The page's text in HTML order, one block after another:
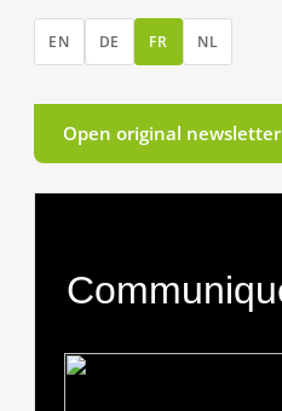
EN DE FR NL
Open original newsletter